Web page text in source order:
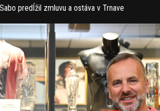
predĺžil zmluvu a ostáva v Trnave